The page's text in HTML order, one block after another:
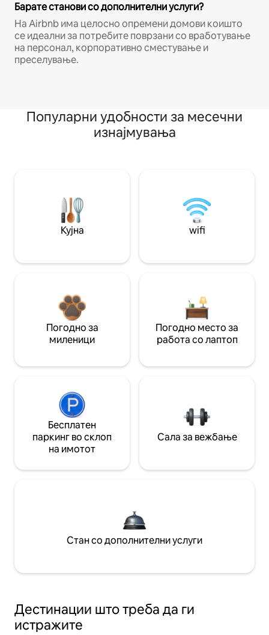
Барате станови со дополнителни услуги?
На Airbnb има целосно опремени домови коишто
се идеални за потребите поврзани со вработување
на персонал, корпоративно сместување и
преселување.
Популарни удобности за месечни
изнајмувања
Кујна wifi
Погодно за
миленици
Погодно место за
работа со лаптоп
Бесплатен
паркинг во склоп
на имотот
Сала за вежбање
Стан со дополнителни услуги
Дестинации што треба да ги
истражите